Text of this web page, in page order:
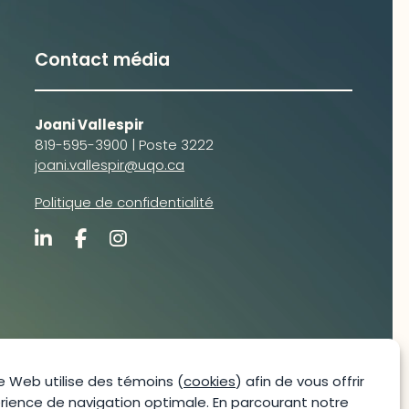
Web utilise des témoins (cookies) afin de vous offrir
de navigation optimale. En parcourant notre
Contact média
Joani Vallespir
819-595-3900 | Poste 3222
joani.vallespir@uqo.ca
Politique de confidentialité